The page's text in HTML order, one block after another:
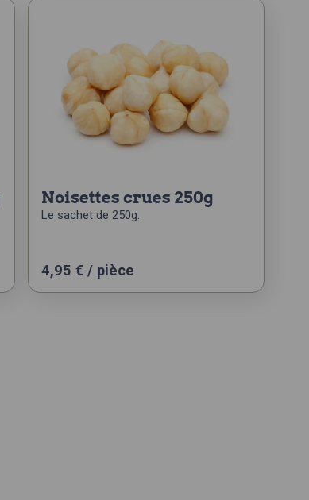
noisettes crues 250g
Le sachet de 250g.
4,95 €/ pièce